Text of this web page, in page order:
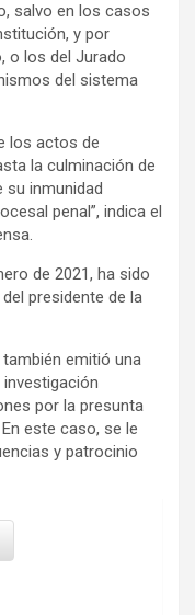
salvo en los casos
y por
o los del Jurado
del sistema
los actos de
la culminación de
su inmunidad
penal”, indica el
de 2021, ha sido
presidente de la
emitió una
por la presunta
este caso, se le
y patrocinio